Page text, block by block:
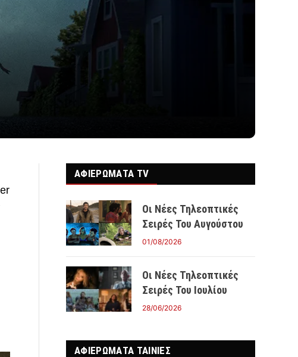
ΑΦΙΕΡΩΜΑΤΑ TV
Οι Νέες Τηλεοπτικές
Σειρές Του Αυγούστου
01/08/2026
Οι Νέες Τηλεοπτικές
Σειρές Του Ιουλίου
28/06/2026
ΑΦΙΕΡΩΜΑΤΑ ΤΑΙΝΊΕΣ